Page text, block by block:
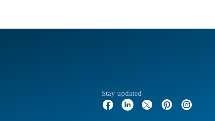
Stay updated